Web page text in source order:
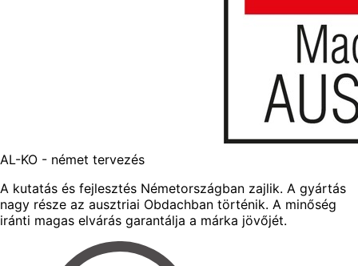
AL-KO - német tervezés
A kutatás és fejlesztés Németországban zajlik. A gyártás
nagy része az ausztriai Obdachban történik. A minőség
iránti magas elvárás garantálja a márka jövőjét.